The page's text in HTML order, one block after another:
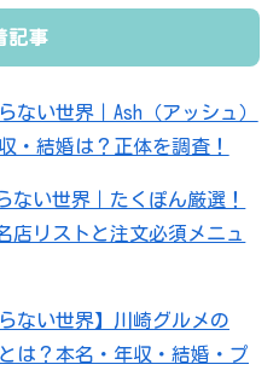
記事
ない世界｜Ash（アッシュ）
・結婚は？正体を調査！
ない世界｜たくぽん厳選！
店リストと注文必須メニュ
ない世界】川崎グルメの
は？本名・年収・結婚・プ